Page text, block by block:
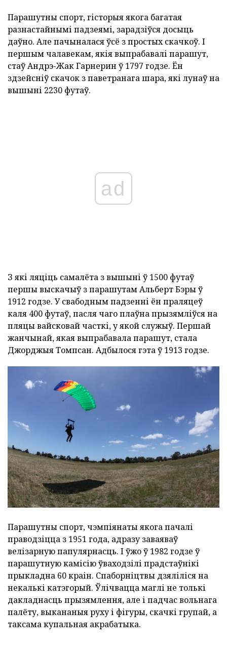
Парашутны спорт, гісторыя якога багатая
разнастайнымі падзеямі, зарадзіўся досыць
даўно. Але пачыналася ўсё з простых скачкоў. І
першым чалавекам, якія выпрабавалі парашут,
стаў Андрэ-Жак Гарнерин ў 1797 годзе. Ён
здзейсніў скачок з паветранага шара, які лунаў на
вышыні 2230 футаў.
ad
З які ляціць самалёта з вышыні ў 1500 футаў
першы выскачыў з парашутам Альберт Бэры ў
1912 годзе. У свабодным падзенні ён праляцеў
каля 400 футаў, пасля чаго плаўна прызямліўся на
пляцы вайсковай часткі, у якой служыў. Першай
жанчынай, якая выпрабавала парашут, стала
Джорджыя Томпсан. Адбылося гэта ў 1913 годзе.
Парашутны спорт, чэмпіянаты якога пачалі
праводзіцца з 1951 года, адразу заваяваў
велізарную папулярнасць. І ўжо ў 1982 годзе ў
парашутную камісію ўваходзілі прадстаўнікі
прыкладна 60 краін. Спаборніцтвы дзяліліся на
некалькі катэгорый. Ўлічвацца маглі не толькі
дакладнасць прызямлення, але і падчас вольнага
палёту, выкананыя руху і фігуры, скачкі групай, а
таксама купальная акрабатыка.